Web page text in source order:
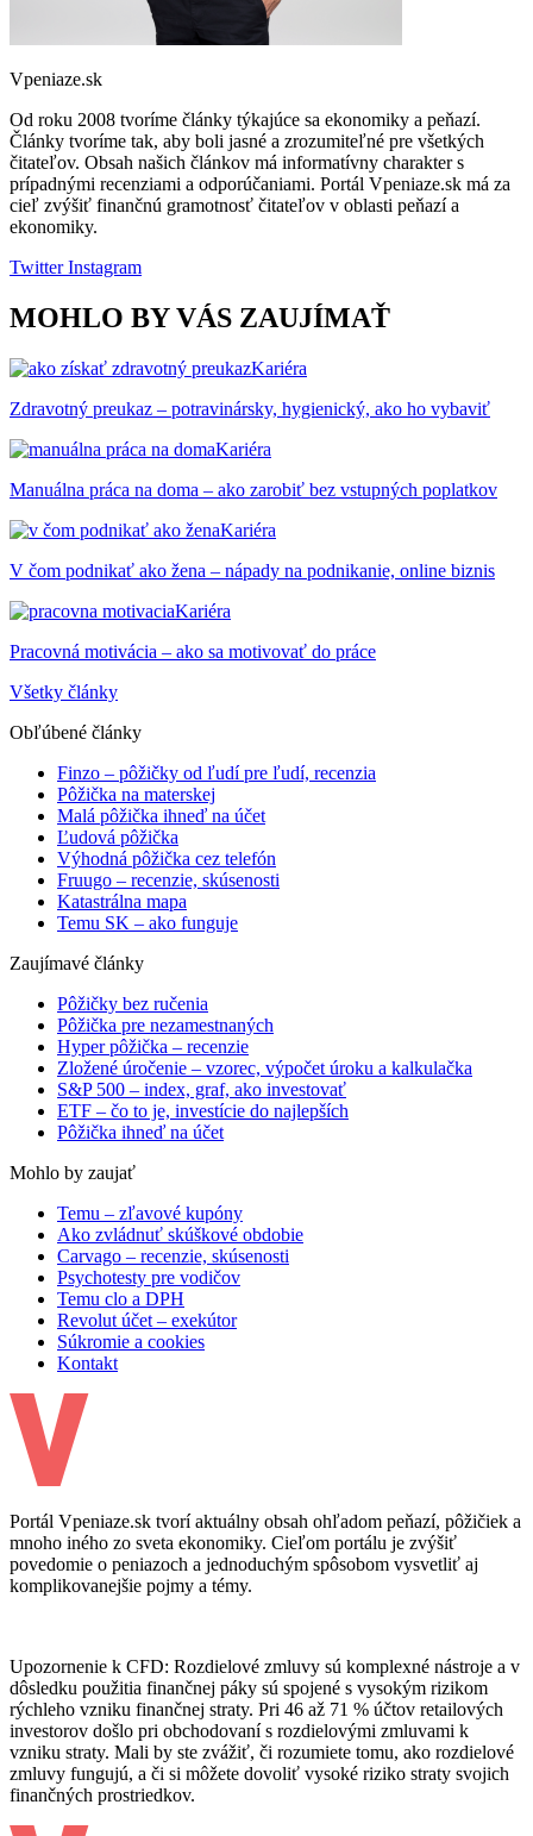
Vpeniaze.sk
Od roku 2008 tvoríme články týkajúce sa ekonomiky a peňazí.
Články tvoríme tak, aby boli jasné a zrozumiteľné pre všetkých
čitateľov. Obsah našich článkov má informatívny charakter s
prípadnými recenziami a odporúčaniami. Portál Vpeniaze.sk má za
cieľ zvýšiť finančnú gramotnosť čitateľov v oblasti peňazí a
ekonomiky.
TwitterInstagram
MOHLO BY VÁS ZAUJÍMAŤ
Kariéra
Zdravotný preukaz – potravinársky, hygienický, ako ho vybaviť
Kariéra
Manuálna práca na doma – ako zarobiť bez vstupných poplatkov
Kariéra
V čom podnikať ako žena – nápady na podnikanie, online biznis
Kariéra
Pracovná motivácia – ako sa motivovať do práce
Všetky články
Obľúbené články
Finzo – pôžičky od ľudí pre ľudí, recenzia
Pôžička na materskej
Malá pôžička ihneď na účet
Ľudová pôžička
Výhodná pôžička cez telefón
Fruugo – recenzie, skúsenosti
Katastrálna mapa
Temu SK – ako funguje
Zaujímavé články
Pôžičky bez ručenia
Pôžička pre nezamestnaných
Hyper pôžička – recenzie
Zložené úročenie – vzorec, výpočet úroku a kalkulačka
S&P 500 – index, graf, ako investovať
ETF – čo to je, investície do najlepších
Pôžička ihneď na účet
Mohlo by zaujať
Temu – zľavové kupóny
Ako zvládnuť skúškové obdobie
Carvago – recenzie, skúsenosti
Psychotesty pre vodičov
Temu clo a DPH
Revolut účet – exekútor
Súkromie a cookies
Kontakt
Portál Vpeniaze.sk tvorí aktuálny obsah ohľadom peňazí, pôžičiek a
mnoho iného zo sveta ekonomiky. Cieľom portálu je zvýšiť
povedomie o peniazoch a jednoduchým spôsobom vysvetliť aj
komplikovanejšie pojmy a témy.
Upozornenie k CFD: Rozdielové zmluvy sú komplexné nástroje a v
dôsledku použitia finančnej páky sú spojené s vysokým rizikom
rýchleho vzniku finančnej straty. Pri 46 až 71 % účtov retailových
investorov došlo pri obchodovaní s rozdielovými zmluvami k
vzniku straty. Mali by ste zvážiť, či rozumiete tomu, ako rozdielové
zmluvy fungujú, a či si môžete dovoliť vysoké riziko straty svojich
finančných prostriedkov.